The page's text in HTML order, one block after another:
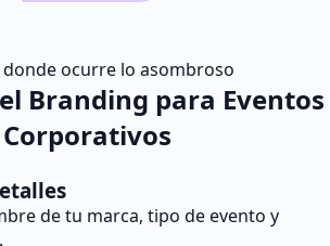
donde ocurre lo asombroso
Branding para Eventos
Corporativos
de tu marca, tipo de evento y